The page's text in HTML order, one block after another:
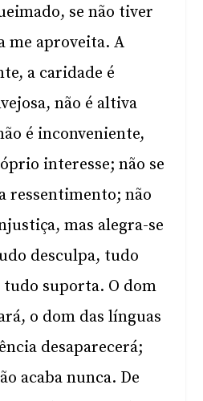
se não tiver
me aproveita. A
a caridade é
não é altiva
é inconveniente,
interesse; não se
ressentimento; não
mas alegra-se
desculpa, tudo
suporta. O dom
o dom das línguas
desaparecerá;
acaba nunca. De